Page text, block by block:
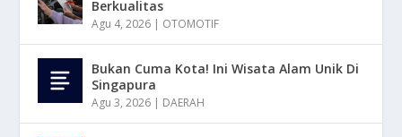
Berkualitas
Agu 4, 2026 | OTOMOTIF
Bukan Cuma Kota! Ini Wisata Alam Unik Di
Singapura
Agu 3, 2026 | DAERAH